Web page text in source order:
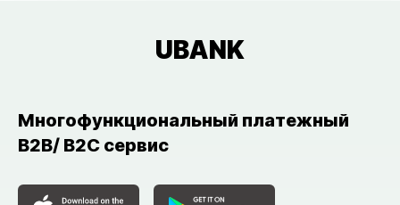
UBANK
Многофункциональный платежный
B2B/ B2C сервис